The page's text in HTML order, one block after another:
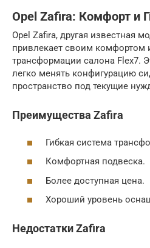
Opel Zafira: Комфорт и
Opel Zafira, другая известная
привлекает своим комфортом
трансформации салона Flex7.
легко менять конфигурацию
пространство под текущие
Преимущества Zafira
Гибкая система
Комфортная подвеска.
Более доступная цена.
Хороший уровень
Недостатки Zafira